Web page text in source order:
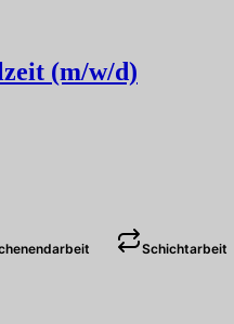
(m/w/d)
Schichtarbeit